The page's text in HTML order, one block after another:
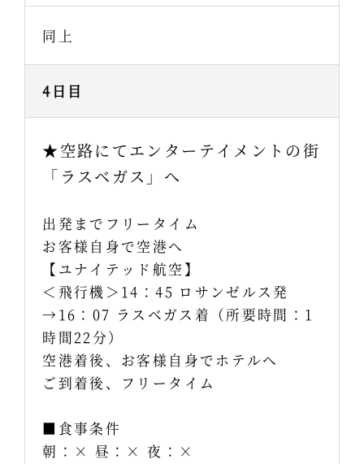
同上
4日目
★空路にてエンターテイメントの街
「ラスベガス」へ
出発までフリータイム
お客様自身で空港へ
【ユナイテッド航空】
＜飛行機＞14：45 ロサンゼルス発
→16：07 ラスベガス着（所要時間：1
時間22分）
空港着後、お客様自身でホテルへ
ご到着後、フリータイム
■食事条件
朝：× 昼：× 夜：×